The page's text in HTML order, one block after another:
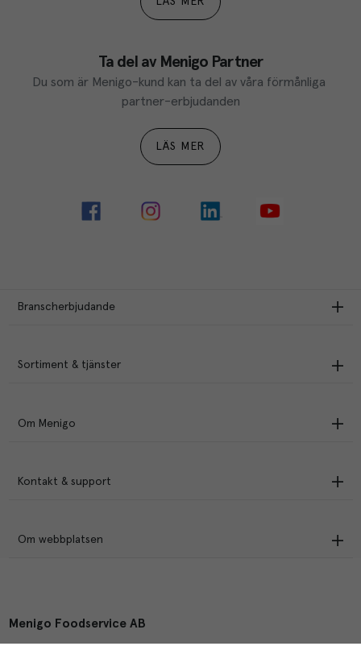
Ta del av Menigo Partner
Du som är Menigo-kund kan ta del av våra förmånliga
partner-erbjudanden
LÄS MER
Branscherbjudande
Sortiment & tjänster
Om Menigo
Kontakt & support
Om webbplatsen
Menigo Foodservice AB